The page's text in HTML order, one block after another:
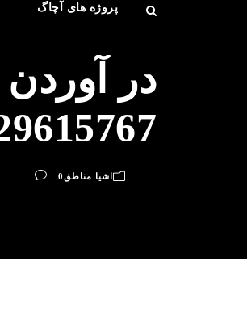
پروژه های آچاگ
در آوردن
اشیا مناطق 0